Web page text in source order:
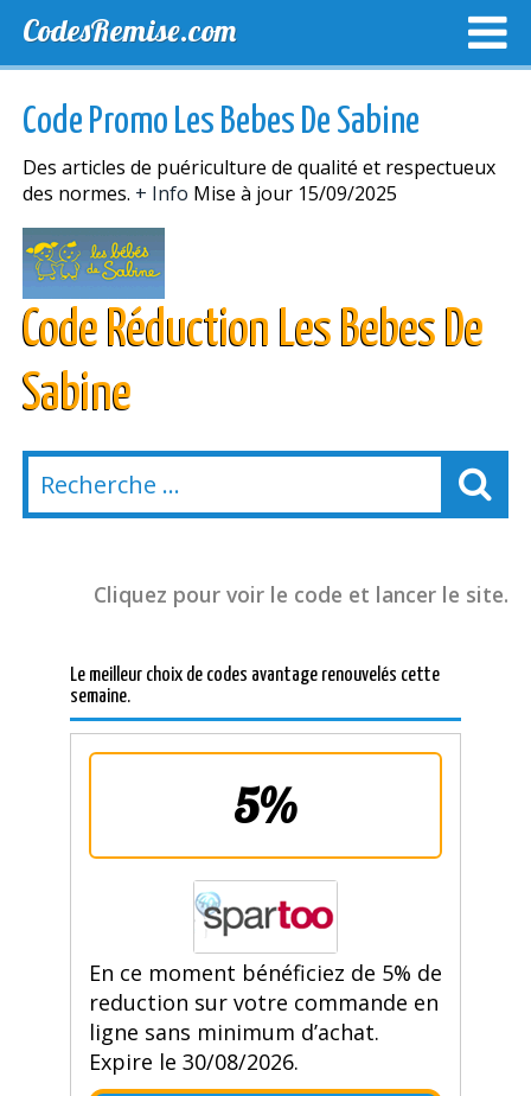
CodesRemise.com
NOUVELLES MAGASINS
Code Promo Les Bebes De Sabine
Des articles de puériculture de qualité et respectueux
des normes. + Info Mise à jour 15/09/2025
Code Réduction Les Bebes De
Sabine
Cliquez pour voir le code et lancer le site.
Le meilleur choix de codes avantage renouvelés cette
semaine.
5%
En ce moment bénéficiez de 5% de
reduction sur votre commande en
ligne sans minimum d’achat.
Expire le 30/08/2026.